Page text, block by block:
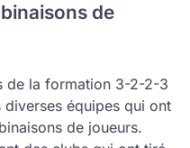
de
de la formation 3-2-2-3
équipes qui ont
de joueurs.